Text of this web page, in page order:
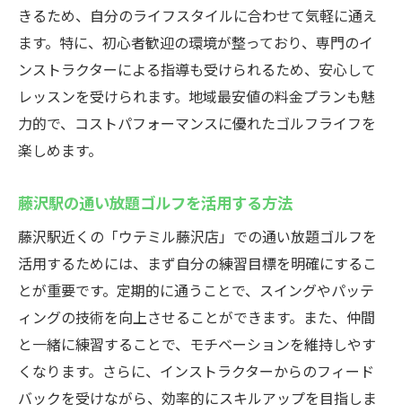
きるため、自分のライフスタイルに合わせて気軽に通え
ます。特に、初心者歓迎の環境が整っており、専門のイ
ンストラクターによる指導も受けられるため、安心して
レッスンを受けられます。地域最安値の料金プランも魅
力的で、コストパフォーマンスに優れたゴルフライフを
楽しめます。
藤沢駅の通い放題ゴルフを活用する方法
藤沢駅近くの「ウテミル藤沢店」での通い放題ゴルフを
活用するためには、まず自分の練習目標を明確にするこ
とが重要です。定期的に通うことで、スイングやパッテ
ィングの技術を向上させることができます。また、仲間
と一緒に練習することで、モチベーションを維持しやす
くなります。さらに、インストラクターからのフィード
バックを受けながら、効率的にスキルアップを目指しま